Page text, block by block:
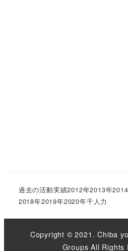
過去の活動実績2012年2013年
2018年2019年2020年千人力
Copyright © 2021. Chiba
Groups All Rights